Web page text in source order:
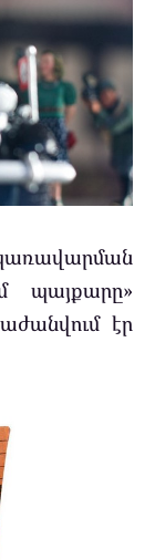
պայքարը»
էր